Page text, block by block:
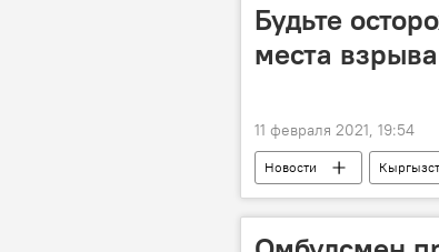
Будьте
места
11 февраля 2021, 19:54
Новости
Бишкек
Чуйская